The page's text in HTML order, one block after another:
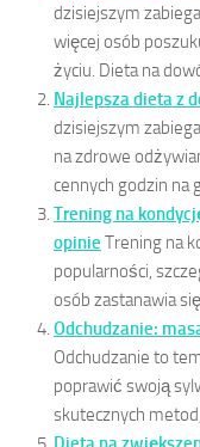
dzisiejszym
więcej osób
życiu. Dieta na
Najlepsza dieta z
dzisiejszym
na zdrowe
cennych godzin na
Trening na
opinie Trening na
popularności,
osób zastanawia
Odchudzanie:
Odchudzanie to
poprawić swoją
skutecznych